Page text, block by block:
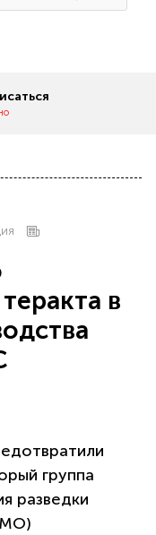
в
группа
разведки
МО)